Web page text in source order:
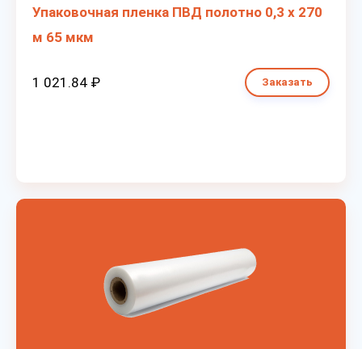
Упаковочная пленка ПВД полотно 0,3 х 270
м 65 мкм
1 021.84 ₽ Заказать